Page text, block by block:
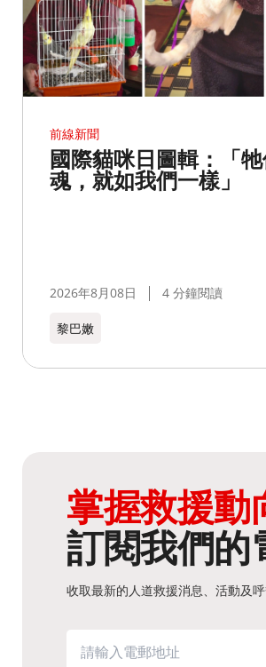
前線新聞
國際貓咪日圖輯：「
魂，就如我們一樣」
2026年8月08日 4 分鐘閱讀
黎巴嫩​
掌握救援動
訂閱我們的
收取最新的人道救援消息、活動及呼